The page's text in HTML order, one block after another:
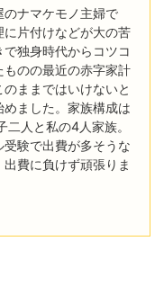
ナマケモノ主婦で
片付けなどが大の苦
独身時代からコツコ
のの最近の赤字家計
ままではいけないと
ました。家族構成は
人と私の4人家族。
験で出費が多そうな
費に負けず頑張りま